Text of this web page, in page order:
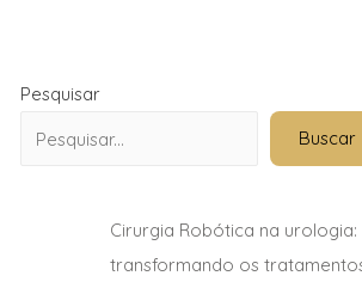
Pesquisar
Buscar
Cirurgia Robótica na
transformando os